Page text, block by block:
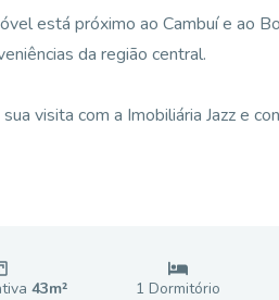
está próximo ao Cambuí e ao
da região central.
visita com a Imobiliária Jazz e
43m² 1 Dormitório